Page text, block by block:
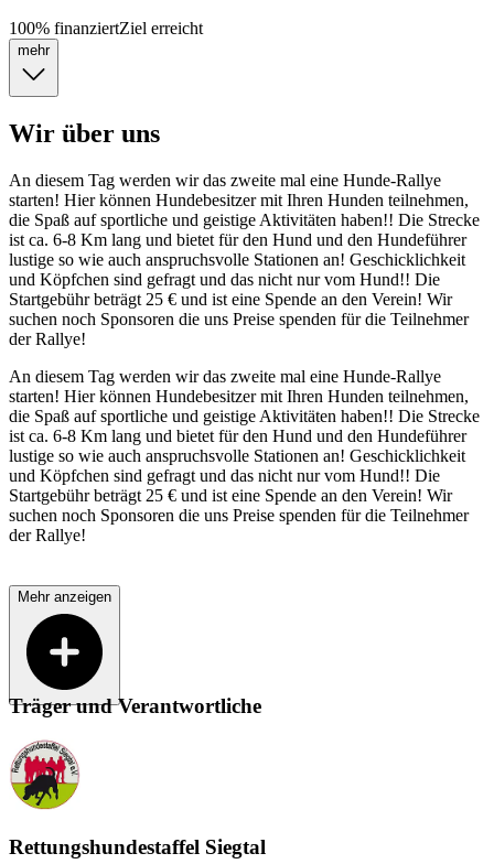
100% finanziertZiel erreicht
mehr
Wir über uns
An diesem Tag werden wir das zweite mal eine Hunde-Rallye
starten! Hier können Hundebesitzer mit Ihren Hunden teilnehmen,
die Spaß auf sportliche und geistige Aktivitäten haben!! Die Strecke
ist ca. 6-8 Km lang und bietet für den Hund und den Hundeführer
lustige so wie auch anspruchsvolle Stationen an! Geschicklichkeit
und Köpfchen sind gefragt und das nicht nur vom Hund!! Die
Startgebühr beträgt 25 € und ist eine Spende an den Verein! Wir
suchen noch Sponsoren die uns Preise spenden für die Teilnehmer
der Rallye!
An diesem Tag werden wir das zweite mal eine Hunde-Rallye
starten! Hier können Hundebesitzer mit Ihren Hunden teilnehmen,
die Spaß auf sportliche und geistige Aktivitäten haben!! Die Strecke
ist ca. 6-8 Km lang und bietet für den Hund und den Hundeführer
lustige so wie auch anspruchsvolle Stationen an! Geschicklichkeit
und Köpfchen sind gefragt und das nicht nur vom Hund!! Die
Startgebühr beträgt 25 € und ist eine Spende an den Verein! Wir
suchen noch Sponsoren die uns Preise spenden für die Teilnehmer
der Rallye!
Mehr anzeigen
Träger und Verantwortliche
Rettungshundestaffel Siegtal